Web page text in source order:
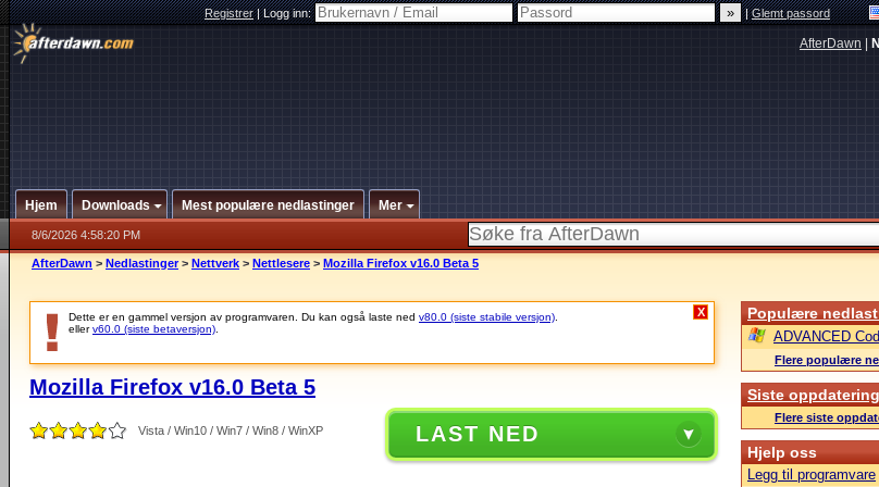
Registrer|Logg inn: |Glemt passord
AfterDawn
Hjem Downloads Mest populære nedlastinger Mer
8/6/2026 4:58:20 PM
AfterDawn > Nedlastinger > Nettverk > Nettlesere > Mozilla Firefox v16.0 Beta 5
Dette er en gammel versjon av programvaren. Du kan også laste ned v80.0 (siste stabile versjon)
ellerv60.0 (siste betaversjon)
X
Mozilla Firefox v16.0 Beta 5
Vista / Win10 / Win7 / Win8 / WinXP LAST NED
Populære
ADVANCED
Flere populære
Siste
Flere siste
Hjelp oss
Legg til programvare